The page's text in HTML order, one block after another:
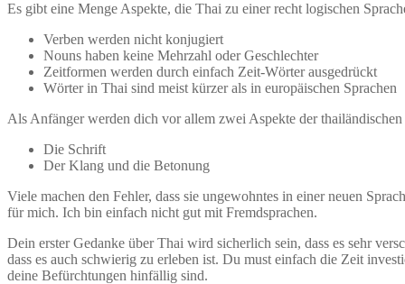
Es gibt eine Menge Aspekte, die Thai zu einer recht logischen
Verben werden nicht konjugiert
Nouns haben keine Mehrzahl oder Geschlechter
Zeitformen werden durch einfach Zeit-Wörter ausgedrückt
Wörter in Thai sind meist kürzer als in europäischen Sprachen
Als Anfänger werden dich vor allem zwei Aspekte der
Die Schrift
Der Klang und die Betonung
Viele machen den Fehler, dass sie ungewohntes in einer neuen
für mich. Ich bin einfach nicht gut mit Fremdsprachen.
Dein erster Gedanke über Thai wird sicherlich sein, dass es sehr
dass es auch schwierig zu erleben ist. Du must einfach die Zeit
deine Befürchtungen hinfällig sind.